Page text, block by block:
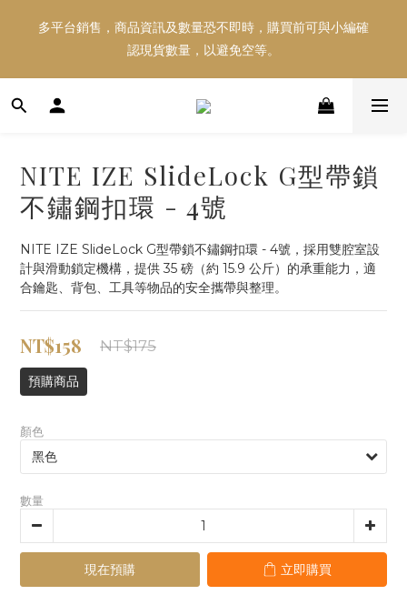
多平台銷售，商品資訊及數量恐不即時，購買前可與小編確
認現貨數量，以避免空等。
多平台銷售，商品資訊及數量恐不即時，購買前可與小編確
認現貨數量，以避免空等。
好東西跟好朋友分享～推薦好友一同享100元購物金！！！
多平台銷售，商品資訊及數量恐不即時，購買前可與小編確
認現貨數量，以避免空等。
NITE IZE SlideLock G型帶鎖
不鏽鋼扣環 - 4號
NITE IZE SlideLock G型帶鎖不鏽鋼扣環 - 4號，採用雙腔室設
計與滑動鎖定機構，提供 35 磅（約 15.9 公斤）的承重能力，適
合鑰匙、背包、工具等物品的安全攜帶與整理。
NT$158 NT$175
預購商品
顏色
數量
現在預購 立即購買